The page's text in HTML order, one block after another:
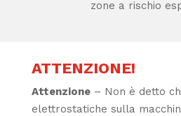
zone a rischio
ATTENZIONE!
Attenzione– Non è detto
elettrostatiche sulla